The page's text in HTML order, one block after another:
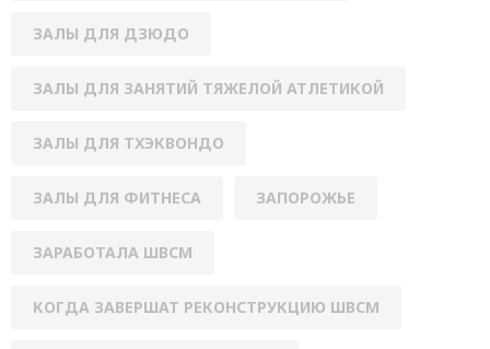
ЗАЛЫ ДЛЯ ДЗЮДО
ЗАЛЫ ДЛЯ ЗАНЯТИЙ ТЯЖЕЛОЙ АТЛЕТИКОЙ
ЗАЛЫ ДЛЯ ТХЭКВОНДО
ЗАЛЫ ДЛЯ ФИТНЕСА ЗАПОРОЖЬЕ
ЗАРАБОТАЛА ШВСМ
КОГДА ЗАВЕРШАТ РЕКОНСТРУКЦИЮ ШВСМ